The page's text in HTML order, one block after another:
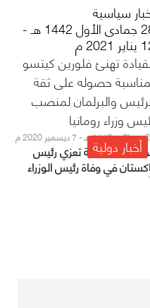
سياسية
28 جمادى الأول 1442 هـ -
م
تهنئ فلورين كيتسو
حصوله على ثقة
والبرلمان لمنصب
وزراء رومانيا
أخبار دولية2020 م
السعودية تعزي رئيس
في وفاة رئيس الوزراء
الأسبق